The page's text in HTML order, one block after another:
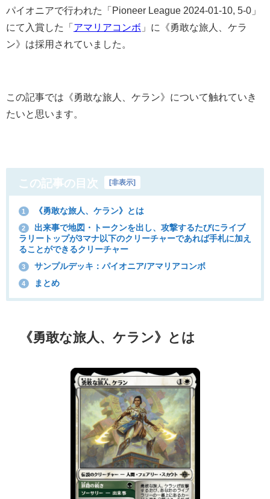
パイオニアで行われた「Pioneer League 2024-01-10, 5-0」
にて入賞した「 アマリアコンボ 」に《勇敢な旅人、ケラ
ン》は採用されていました。
この記事では《勇敢な旅人、ケラン》について触れていき
たいと思います。
この記事の目次 非表示
1 《勇敢な旅人、ケラン》とは
2
出来事で地図・トークンを出し、攻撃するたびにライブ
ラリートップが3マナ以下のクリーチャーであれば手札に加え
ることができるクリーチャー
3 サンプルデッキ：パイオニア/アマリアコンボ
4 まとめ
《勇敢な旅人、ケラン》とは